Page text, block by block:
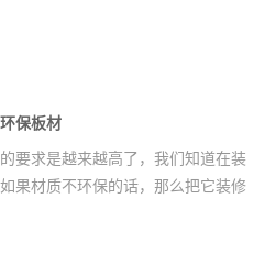
保板材
要求是越来越高了，我们知道在装
果材质不环保的话，那么把它装修